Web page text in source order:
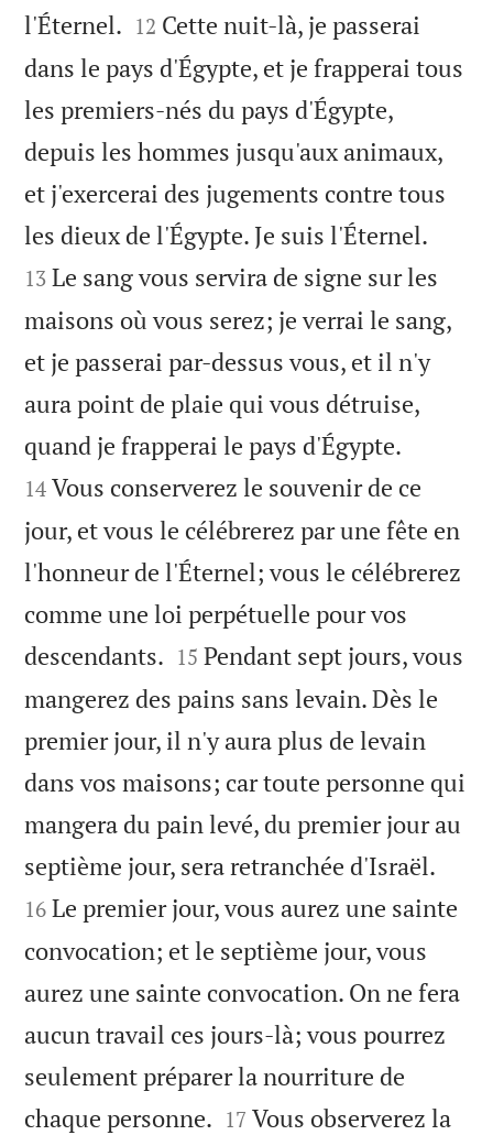
l'Éternel. 

12 Cette nuit-là, je passerai
dans le pays d'Égypte, et je frapperai tous
les premiers-nés du pays d'Égypte,
depuis les hommes jusqu'aux animaux,
et j'exercerai des jugements contre tous
les dieux de l'Égypte. Je suis l'Éternel.
13 Le sang vous servira de signe sur les
maisons où vous serez; je verrai le sang,
et je passerai par-dessus vous, et il n'y
aura point de plaie qui vous détruise,
quand je frapperai le pays d'Égypte.
14 Vous conserverez le souvenir de ce
jour, et vous le célébrerez par une fête en
l'honneur de l'Éternel; vous le célébrerez
comme une loi perpétuelle pour vos
descendants. 

15 Pendant sept jours, vous
mangerez des pains sans levain. Dès le
premier jour, il n'y aura plus de levain
dans vos maisons; car toute personne qui
mangera du pain levé, du premier jour au
septième jour, sera retranchée d'Israël.
16 Le premier jour, vous aurez une sainte
convocation; et le septième jour, vous
aurez une sainte convocation. On ne fera
aucun travail ces jours-là; vous pourrez
seulement préparer la nourriture de
chaque personne. 

17 Vous observerez la